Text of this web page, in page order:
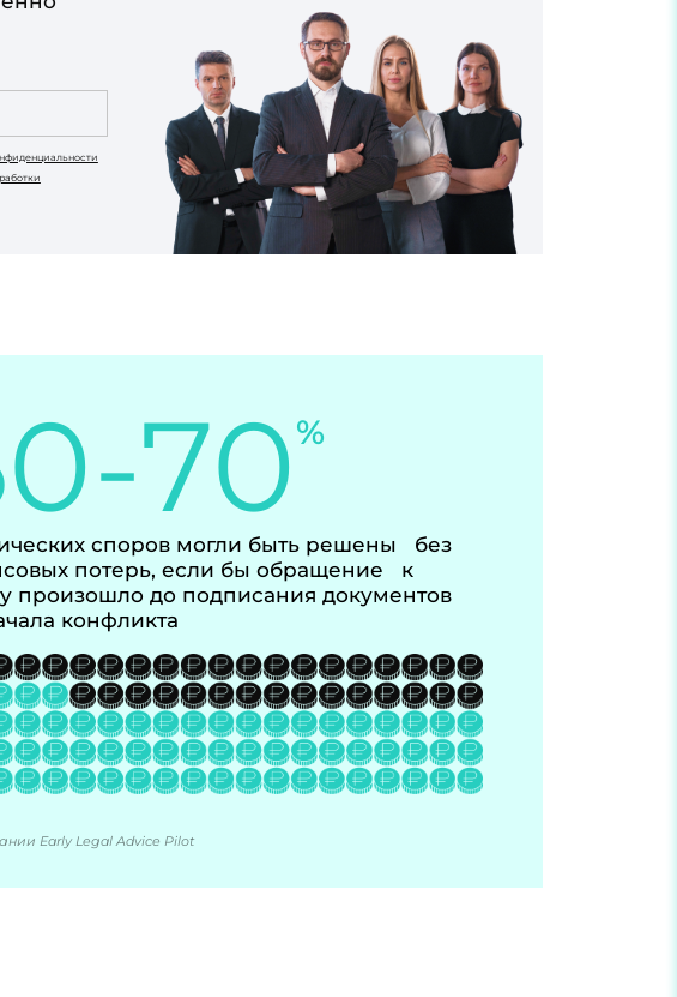
70%
споров могли быть решены без
потерь, если бы обращение к
произошло до подписания документов
конфликта
Early Legal Advice Pilot